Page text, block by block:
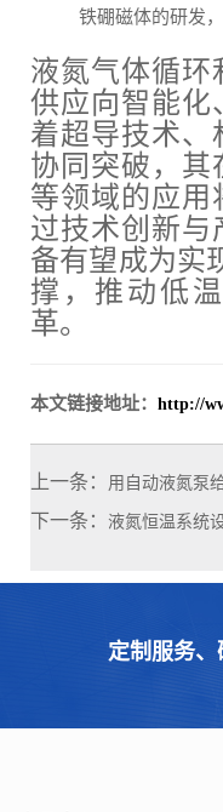
铁硼磁体的研发
液氮气体循环
供应向智能化
着超导技术、
协同突破，其
等领域的应用
过技术创新与
备有望成为实
撑，推动低
革。
本文链接地址： http://
上一条： 用自动液氮泵
下一条： 液氮恒温系统
定制服务